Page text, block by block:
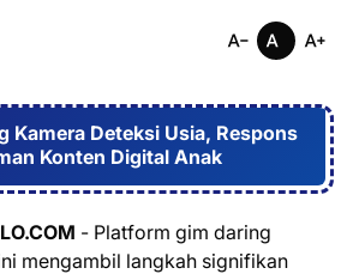
Kamera Deteksi Usia, Respons
Konten Digital Anak
- Platform gim daring
mengambil langkah signifikan